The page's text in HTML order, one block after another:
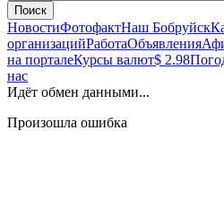
Поиск
НовостиФотофактНаш Бобруйск
организацийРаботаОбъявления
на порталеКурсы валют$ 2.98
нас
Идёт обмен данными...
Произошла ошибка